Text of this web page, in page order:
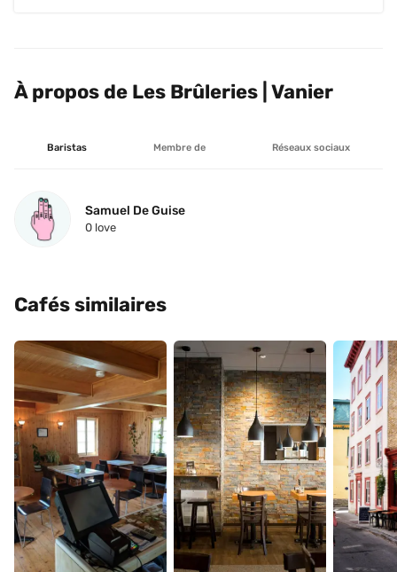
À propos de Les Brûleries | Vanier
Baristas Membre de Réseaux sociaux
Samuel De Guise
0 love
Cafés similaires